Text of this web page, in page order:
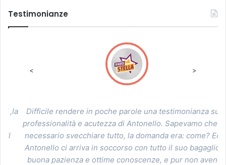
Testimonianze
Difficile rendere in poche parole una testimonianza sulla
professionalità e acutezza di Antonello. Sapevamo che era
necessario svecchiare tutto, la domanda era: come? Ecco
Antonello ci arriva in soccorso con tutto il suo bagaglio di
buona pazienza e ottime conoscenze, e pur non avendo
< >